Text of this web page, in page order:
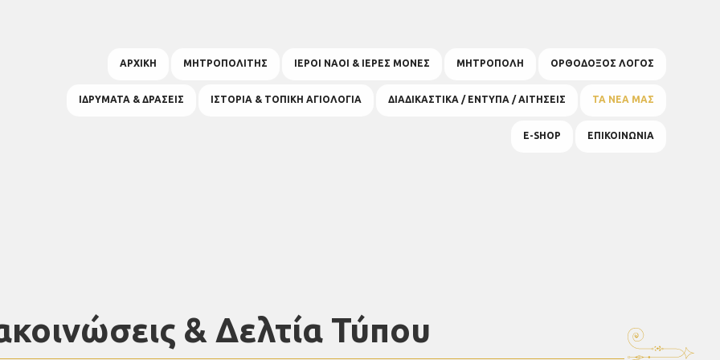
ΑΡΧΙΚΗ ΜΗΤΡΟΠΟΛΙΤΗΣ ΙΕΡΟΙ ΝΑΟΙ & ΙΕΡΕΣ ΜΟΝΕΣ ΜΗΤΡΟΠΟΛΗ ΟΡΘΟΔΟΞΟΣ ΛΟΓΟΣ
ΙΔΡΥΜΑΤΑ & ΔΡΑΣΕΙΣ ΙΣΤΟΡΙΑ & ΤΟΠΙΚΗ ΑΓΙΟΛΟΓΙΑ ΔΙΑΔΙΚΑΣΤΙΚΑ / ΕΝΤΥΠΑ / ΑΙΤΗΣΕΙΣ ΤΑ ΝΕΑ ΜΑΣ
E-SHOP ΕΠΙΚΟΙΝΩΝΙΑ
& Δελτία Τύπου